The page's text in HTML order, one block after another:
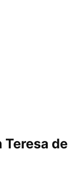
de